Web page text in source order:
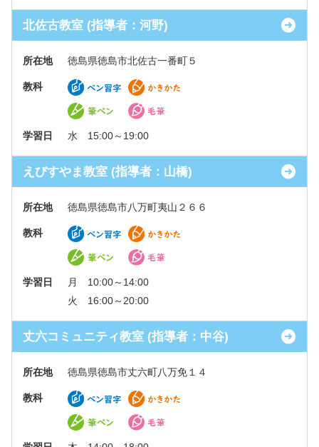
北佐古教室 (指導者：河野)
所在地 徳島県徳島市北佐古一番町５
教科
学習日 水 15:00～19:00
えびすやま教室 (指導者：山橋)
所在地 徳島県徳島市八万町夷山２６６
教科
学習日
月 10:00～14:00
火 16:00～20:00
丈六コミュニティ教室 (指導者：中谷)
所在地 徳島県徳島市丈六町八万免１４
教科